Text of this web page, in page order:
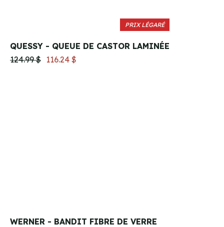
PRIX LÉGARÉ
QUESSY - QUEUE DE CASTOR LAMINÉE
124.99 $ 116.24 $
WERNER - BANDIT FIBRE DE VERRE